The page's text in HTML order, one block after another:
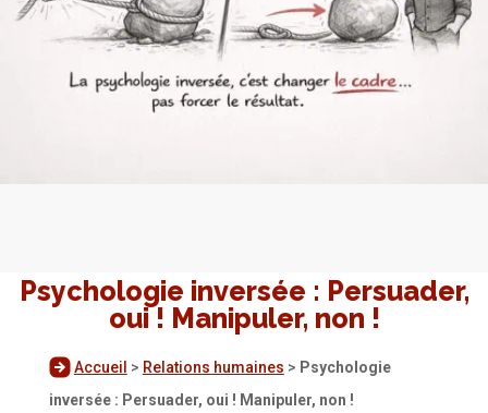
Psychologie inversée : Persuader,
oui ! Manipuler, non !
Accueil > Relations humaines > Psychologie
inversée : Persuader, oui ! Manipuler, non !